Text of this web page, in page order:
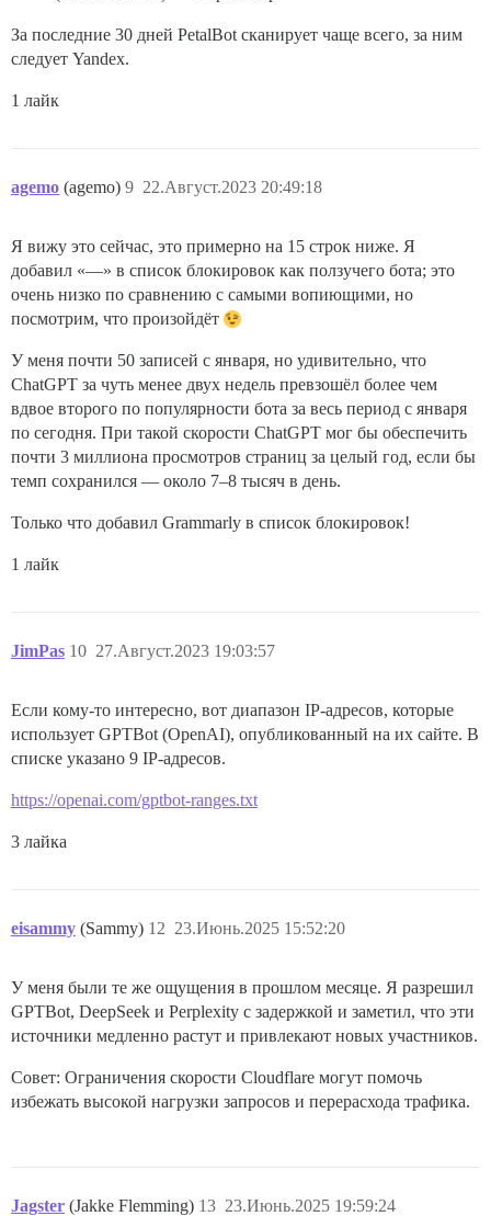
За последние 30 дней PetalBot сканирует чаще всего, за ним
следует Yandex.
1 лайк
agemo (agemo) 22.Август.2023 20:49:18
9
Я вижу это сейчас, это примерно на 15 строк ниже. Я
добавил «—» в список блокировок как ползучего бота; это
очень низко по сравнению с самыми вопиющими, но
посмотрим, что произойдёт
У меня почти 50 записей с января, но удивительно, что
ChatGPT за чуть менее двух недель превзошёл более чем
вдвое второго по популярности бота за весь период с января
по сегодня. При такой скорости ChatGPT мог бы обеспечить
почти 3 миллиона просмотров страниц за целый год, если бы
темп сохранился — около 7–8 тысяч в день.
Только что добавил Grammarly в список блокировок!
1 лайк
JimPas 27.Август.2023 19:03:57
10
Если кому-то интересно, вот диапазон IP-адресов, которые
использует GPTBot (OpenAI), опубликованный на их сайте. В
списке указано 9 IP-адресов.
https://openai.com/gptbot-ranges.txt
3 лайка
eisammy (Sammy) 23.Июнь.2025 15:52:20
12
У меня были те же ощущения в прошлом месяце. Я разрешил
GPTBot, DeepSeek и Perplexity с задержкой и заметил, что эти
источники медленно растут и привлекают новых участников.
Совет: Ограничения скорости Cloudflare могут помочь
избежать высокой нагрузки запросов и перерасхода трафика.
Jagster (Jakke Flemming) 23.Июнь.2025 19:59:24
13